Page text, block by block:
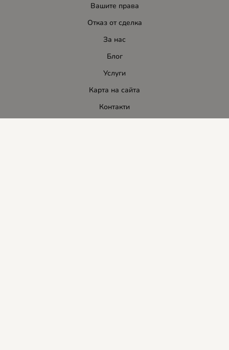
Вашите права
Отказ от сделка
За нас
Блог
Услуги
Карта на сайта
Контакти